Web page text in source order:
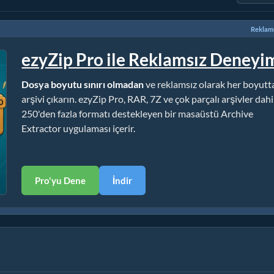
ezyZip Pro ile Reklamsız
Dosya boyutu sınırı olmadanve reklamsız olarak her
arşivi çıkarın. ezyZip Pro, RAR, 7Z ve çok parçalı arşivler
250'den fazla formatı destekleyen bir masaüstü Archive
Extractor uygulaması içerir.
Pro'yu Dene İndir
Yok)